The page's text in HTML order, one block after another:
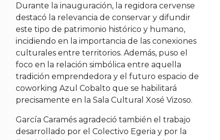
Durante la inauguración, la regidora cervense
destacó la relevancia de conservar y difundir
este tipo de patrimonio histórico y humano,
incidiendo en la importancia de las conexiones
culturales entre territorios. Además, puso el
foco en la relación simbólica entre aquella
tradición emprendedora y el futuro espacio de
coworking Azul Cobalto que se habilitará
precisamente en la Sala Cultural Xosé Vizoso.
García Caramés agradeció también el trabajo
desarrollado por el Colectivo Egeria y por la